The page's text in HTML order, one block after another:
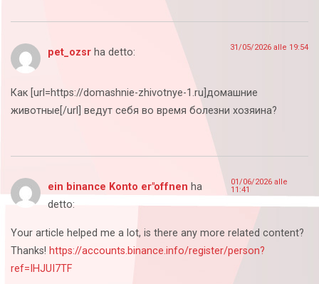
pet_ozsr ha detto: 31/05/2026 alle 19:54
Как [url=https://domashnie-zhivotnye-1.ru]домашние
животные[/url] ведут себя во время болезни хозяина?
ein binance Konto er"offnen ha
detto:
01/06/2026 alle
11:41
Your article helped me a lot, is there any more related content?
Thanks! https://accounts.binance.info/register/person?
ref=IHJUI7TF